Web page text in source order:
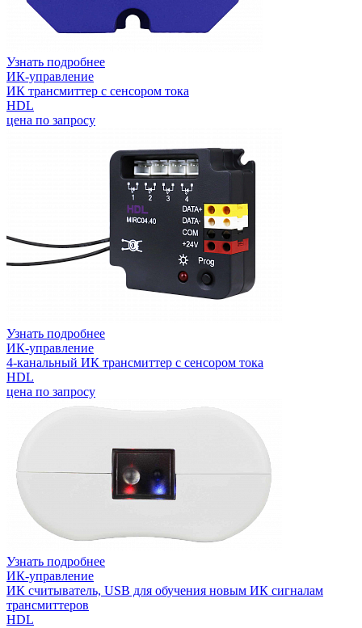
Узнать подробнее
ИК-управление
ИК трансмиттер с сенсором тока
HDL
цена по запросу
Узнать подробнее
ИК-управление
4-канальный ИК трансмиттер с сенсором тока
HDL
цена по запросу
Узнать подробнее
ИК-управление
ИК считыватель, USB для обучения новым ИК сигналам
трансмиттеров
HDL